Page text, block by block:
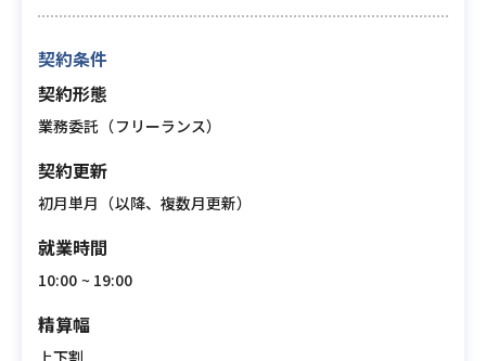
契約条件
契約形態
業務委託（フリーランス）
契約更新
初月単月（以降、複数月更新）
就業時間
10:00 ~ 19:00
精算幅
上下割